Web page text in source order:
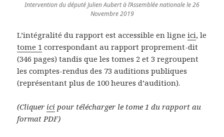
Intervention du député Julien Aubert à l’Assemblée nationale le 26
Novembre 2019
L’intégralité du rapport est accessible en ligneici, le
tome 1 correspondant au rapport proprement-dit
(346 pages) tandis que les tomes 2 et 3 regroupent
les comptes-rendus des 73 auditions publiques
(représentant plus de 100 heures d’audition).
(Cliquer ici pour télécharger le tome 1 du rapport au
format PDF)